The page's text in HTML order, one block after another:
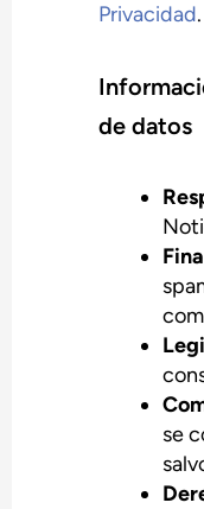
Privacidad.
de datos
se